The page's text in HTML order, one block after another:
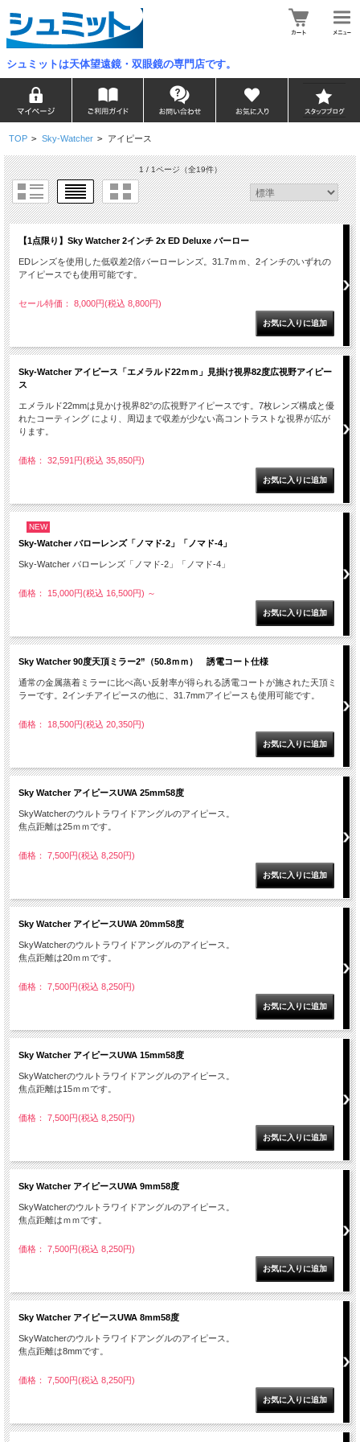
シュミットは天体望遠鏡・双眼鏡の専門店です。
TOP > Sky-Watcher > アイピース
1 / 1ページ（全19件）
【1点限り】Sky Watcher 2インチ 2x ED Deluxe バーロー
EDレンズを使用した低収差2倍バーローレンズ。31.7ｍｍ、2インチのいずれの
アイピースでも使用可能です。
セール特価： 8,000円(税込 8,800円)
Sky-Watcher アイピース「エメラルド22ｍｍ」見掛け視界82度広視野アイピー
ス
エメラルド22mmは見かけ視界82°の広視野アイピースです。7枚レンズ構成と優
れたコーティング により、周辺まで収差が少ない高コントラストな視界が広が
ります。
価格： 32,591円(税込 35,850円)
NEW
Sky-Watcher バローレンズ「ノマド-2」「ノマド-4」
Sky-Watcher バローレンズ「ノマド-2」「ノマド-4」
価格： 15,000円(税込 16,500円) ～
Sky Watcher 90度天頂ミラー2”（50.8ｍｍ） 誘電コート仕様
通常の金属蒸着ミラーに比べ高い反射率が得られる誘電コートが施された天頂ミ
ラーです。2インチアイピースの他に、31.7mmアイピースも使用可能です。
価格： 18,500円(税込 20,350円)
Sky Watcher アイピースUWA 25mm58度
SkyWatcherのウルトラワイドアングルのアイピース。
焦点距離は25ｍｍです。
価格： 7,500円(税込 8,250円)
Sky Watcher アイピースUWA 20mm58度
SkyWatcherのウルトラワイドアングルのアイピース。
焦点距離は20ｍｍです。
価格： 7,500円(税込 8,250円)
Sky Watcher アイピースUWA 15mm58度
SkyWatcherのウルトラワイドアングルのアイピース。
焦点距離は15ｍｍです。
価格： 7,500円(税込 8,250円)
Sky Watcher アイピースUWA 9mm58度
SkyWatcherのウルトラワイドアングルのアイピース。
焦点距離はｍｍです。
価格： 7,500円(税込 8,250円)
Sky Watcher アイピースUWA 8mm58度
SkyWatcherのウルトラワイドアングルのアイピース。
焦点距離は8mmです。
価格： 7,500円(税込 8,250円)